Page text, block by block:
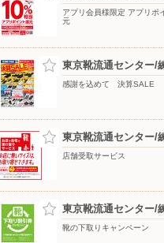
アプリ会員様限定 アプリポ
元
東京靴流通センター/
感謝を込めて 決算SALE
東京靴流通センター/
店舗受取サービス
東京靴流通センター/
靴の下取りキャンペーン